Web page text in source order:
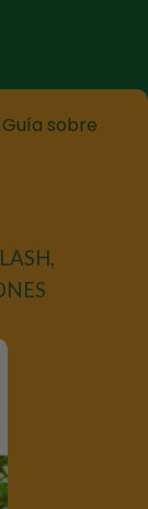
Guía sobre